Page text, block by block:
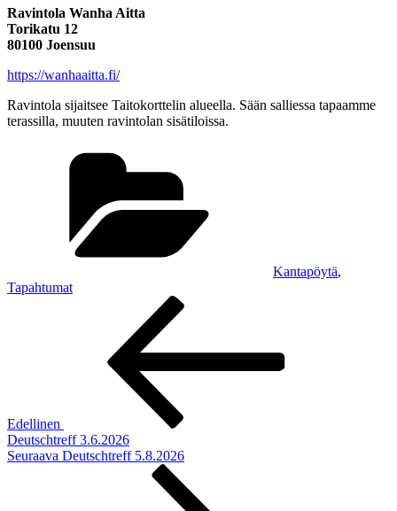
Ravintola Wanha Aitta
Torikatu 12
80100 Joensuu
https://wanhaaitta.fi/
Ravintola sijaitsee Taitokorttelin alueella. Sään salliessa tapaamme
terassilla, muuten ravintolan sisätiloissa.
Kantapöytä,
Tapahtumat
Edellinen
Deutschtreff 3.6.2026
Seuraava
Seuraava Deutschtreff 5.8.2026